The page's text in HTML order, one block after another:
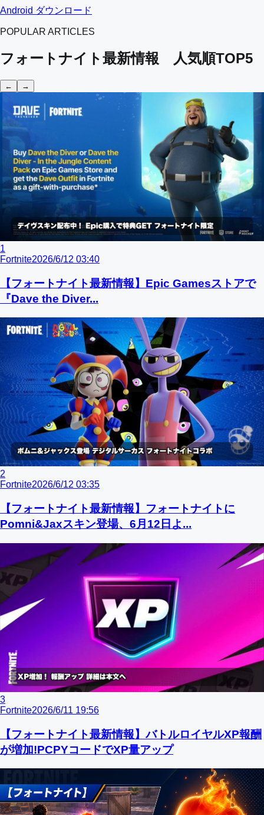
Android ダウンロード
POPULAR ARTICLES
フォートナイト最新情報 人気順TOP5
← →
1
Fortnite2026/6/12 03:40
【フォートナイト最新情報】Epic Gamesストアで
『Dave the Diver...
2
Fortnite2026/6/12 03:35
【フォートナイト最新情報】フォートナイトに
Pomni&Jaxスキン登場、6月12日よ...
3
Fortnite2026/6/11 19:56
【フォートナイト最新情報】バトルロイヤルXP報酬
が増加!PCPYコードでXP量アップ